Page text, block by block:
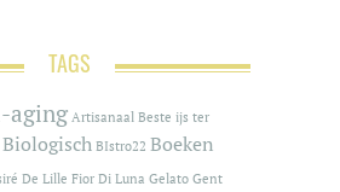
TAGS
aging Artisanaal Beste ijs ter
Biologisch BIstro22 Boeken
De Lille Fior Di Luna Gelato Gent